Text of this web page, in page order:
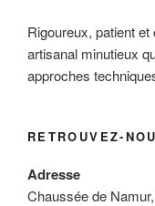
Rigoureux, patient
artisanal minutieux
approches
RETROUVEZ-
Adresse
Chaussée de